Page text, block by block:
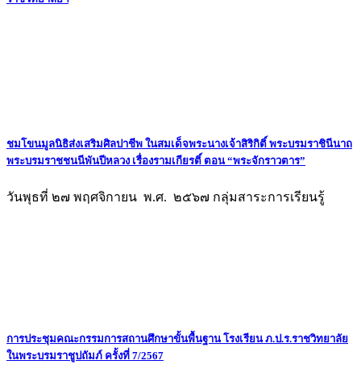
ชมโขนมูลนิธิส่งเสริมศิลปาชีพ ในสมเด็จพระนางเจ้าสิริกิติ์ พระบรมราชินีนาถ
พระบรมราชชนนีพันปีหลวง เรื่องรามเกียรติ์ ตอน “พระจักราวตาร”
วันพุธที่ ๒๗ พฤศจิกายน พ.ศ. ๒๕๖๗ กลุ่มสาระการเรียนรู้
การประชุมคณะกรรมการสถานศึกษาขั้นพื้นฐาน โรงเรียน ภ.ป.ร.ราชวิทยาลัย
ในพระบรมราชูปถัมภ์ ครั้งที่ 7/2567